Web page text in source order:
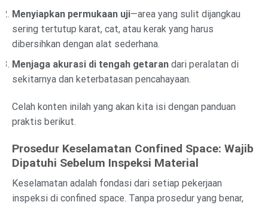
Menyiapkan permukaan uji—area yang sulit dijangkau
sering tertutup karat, cat, atau kerak yang harus
dibersihkan dengan alat sederhana.
Menjaga akurasi di tengah getaran dari peralatan di
sekitarnya dan keterbatasan pencahayaan.
Celah konten inilah yang akan kita isi dengan panduan
praktis berikut.
Prosedur Keselamatan Confined Space: Wajib
Dipatuhi Sebelum Inspeksi Material
Keselamatan adalah fondasi dari setiap pekerjaan
inspeksi di confined space. Tanpa prosedur yang benar,